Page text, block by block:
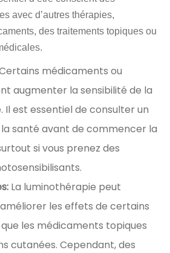
avec d’autres thérapies,
des traitements topiques ou
médicaments ou
augmenter la sensibilité de la
Il est essentiel de consulter un
santé avant de commencer la
si vous prenez des
La luminothérapie peut
les effets de certains
les médicaments topiques
cutanées. Cependant, des